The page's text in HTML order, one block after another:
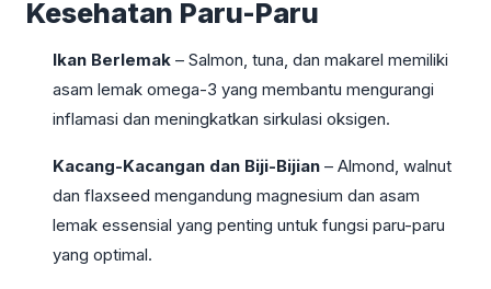
Kesehatan Paru-Paru
Ikan Berlemak – Salmon, tuna, dan makarel memiliki
asam lemak omega-3 yang membantu mengurangi
inflamasi dan meningkatkan sirkulasi oksigen.
Kacang-Kacangan dan Biji-Bijian – Almond, walnut
dan flaxseed mengandung magnesium dan asam
lemak essensial yang penting untuk fungsi paru-paru
yang optimal.